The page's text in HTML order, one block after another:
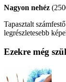
Nagyon nehéz
Tapasztalt
legrészletesebb
Ezekre még